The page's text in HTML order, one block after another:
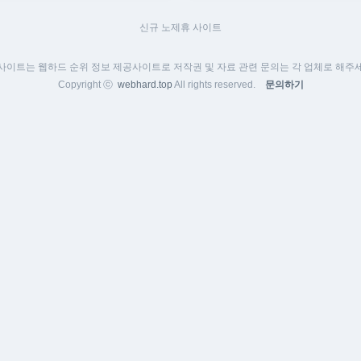
신규 노제휴 사이트
이트는 웹하드 순위 정보 제공사이트로 저작권 및 자료 관련 문의는 각 업체로 해주
Copyright ⓒ webhard.top All rights reserved. 문의하기